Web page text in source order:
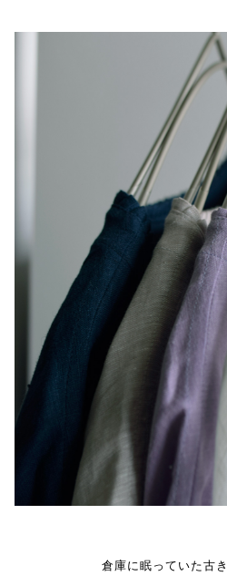
倉庫に眠っていた古